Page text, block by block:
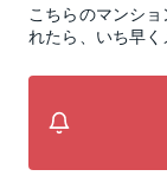
こちらのマンシ
れたら、いち早く